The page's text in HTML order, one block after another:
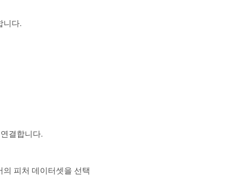
니다.
결합니다.
피처 데이터셋을 선택